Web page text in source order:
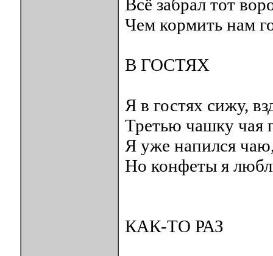
Всё забрал тот
Чем кормить нам
В ГОСТЯХ
Я в гостях сижу,
Третью чашку чая
Я уже напился
Но конфеты я
КАК-ТО РАЗ